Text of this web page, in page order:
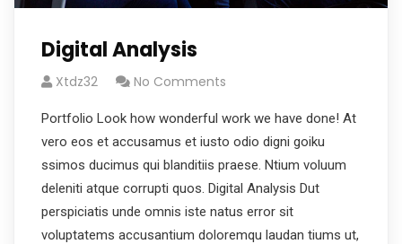
Digital Analysis
Xtdz32 No Comments
Portfolio Look how wonderful work we have done! At
vero eos et accusamus et iusto odio digni goiku
ssimos ducimus qui blanditiis praese. Ntium voluum
deleniti atque corrupti quos. Digital Analysis Dut
perspiciatis unde omnis iste natus error sit
voluptatems accusantium doloremqu laudan tiums ut,